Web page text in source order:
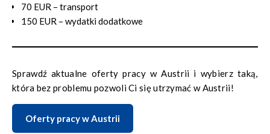
70 EUR – transport
150 EUR – wydatki dodatkowe
Sprawdź aktualne oferty pracy w Austrii i wybierz taką,
która bez problemu pozwoli Ci się utrzymać w Austrii!
Oferty pracy w Austrii